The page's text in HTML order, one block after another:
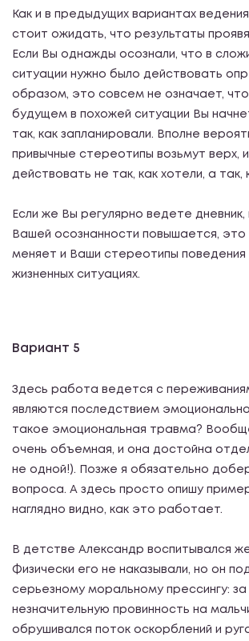
Как и в предыдущих вариантах
стоит ожидать, что результаты
Если Вы однажды осознали, что в
ситуации нужно было действовать
образом, это совсем не означает, что
будущем в похожей ситуации Вы
так, как запланировали. Вполне
привычные стереотипы возьмут верх,
действовать не так, как хотели, а так,
Если же Вы регулярно ведете дневник,
Вашей осознанности повышается, это
меняет и Ваши стереотипы поведения
жизненных ситуациях.
Вариант 5
Здесь работа ведется с
являются последствием
такое эмоциональная травма?
очень объемная, и она достойна
не одной!). Позже я обязательно
вопроса. А здесь просто опишу
наглядно видно, как это работает.
В детстве Александр воспитывался
Физически его не наказывали, но он
серьезному моральному прессингу:
незначительную провинность на
обрушивался поток оскорблений и